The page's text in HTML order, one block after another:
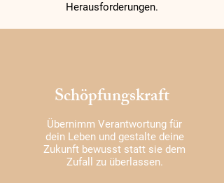
Herausforderungen.
Schöpfungskraft
Übernimm Verantwortung für
dein Leben und gestalte deine
Zukunft bewusst statt sie dem
Zufall zu überlassen.